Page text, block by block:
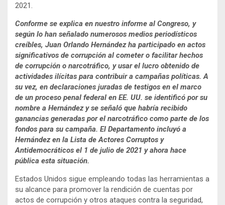
2021.
Conforme se explica en nuestro informe al Congreso, y
según lo han señalado numerosos medios periodísticos
creíbles, Juan Orlando Hernández ha participado en actos
significativos de corrupción al cometer o facilitar hechos
de corrupción o narcotráfico, y usar el lucro obtenido de
actividades ilícitas para contribuir a campañas políticas. A
su vez, en declaraciones juradas de testigos en el marco
de un proceso penal federal en EE. UU. se identificó por su
nombre a Hernández y se señaló que habría recibido
ganancias generadas por el narcotráfico como parte de los
fondos para su campaña. El Departamento incluyó a
Hernández en la Lista de Actores Corruptos y
Antidemocráticos el 1 de julio de 2021 y ahora hace
pública esta situación.
Estados Unidos sigue empleando todas las herramientas a
su alcance para promover la rendición de cuentas por
actos de corrupción y otros ataques contra la seguridad,